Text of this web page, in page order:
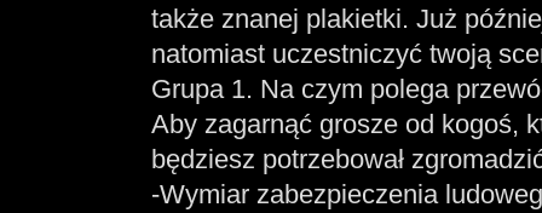
także znanej plakietki. Już
natomiast uczestniczyć twoją
Grupa 1. Na czym polega
Aby zagarnąć grosze od kogoś,
będziesz potrzebował
-Wymiar zabezpieczenia